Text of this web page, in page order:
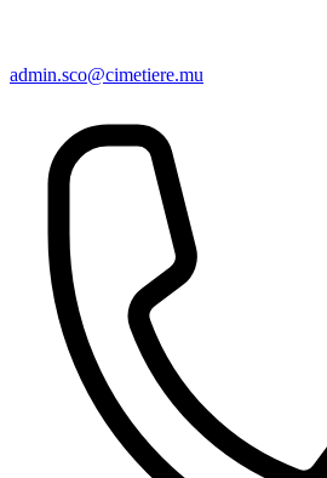
admin.sco@cimetiere.mu